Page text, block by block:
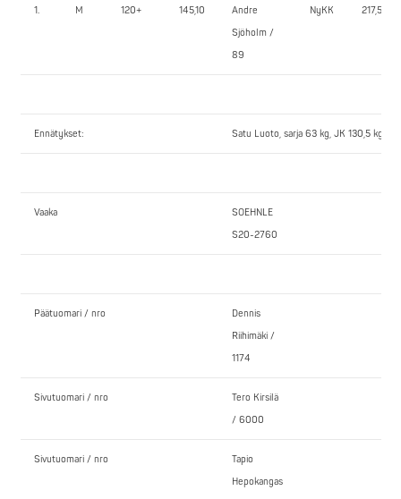
1. M 120+ 145,10
Andre
Sjöholm /
89
NyKK 217,5
Ennätykset: Satu Luoto, sarja 63 kg, JK 130,5 kg
Vaaka
SOEHNLE
S20-2760
Päätuomari / nro
Dennis
Riihimäki /
1174
Sivutuomari / nro
Tero Kirsilä
/ 6000
Sivutuomari / nro
Tapio
Hepokangas